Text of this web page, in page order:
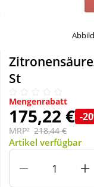
Täglich gut versorgt
Nahrungsergänzung
Natur &
Sanitätshaus
Sport & Fitness
St
Mengenrabatt
175,22 € -
MRP² 218,44 €
Artikel verfügbar